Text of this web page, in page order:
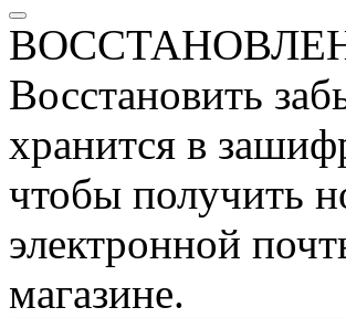
Восстановить
хранится в
чтобы получить
электронной
магазине.